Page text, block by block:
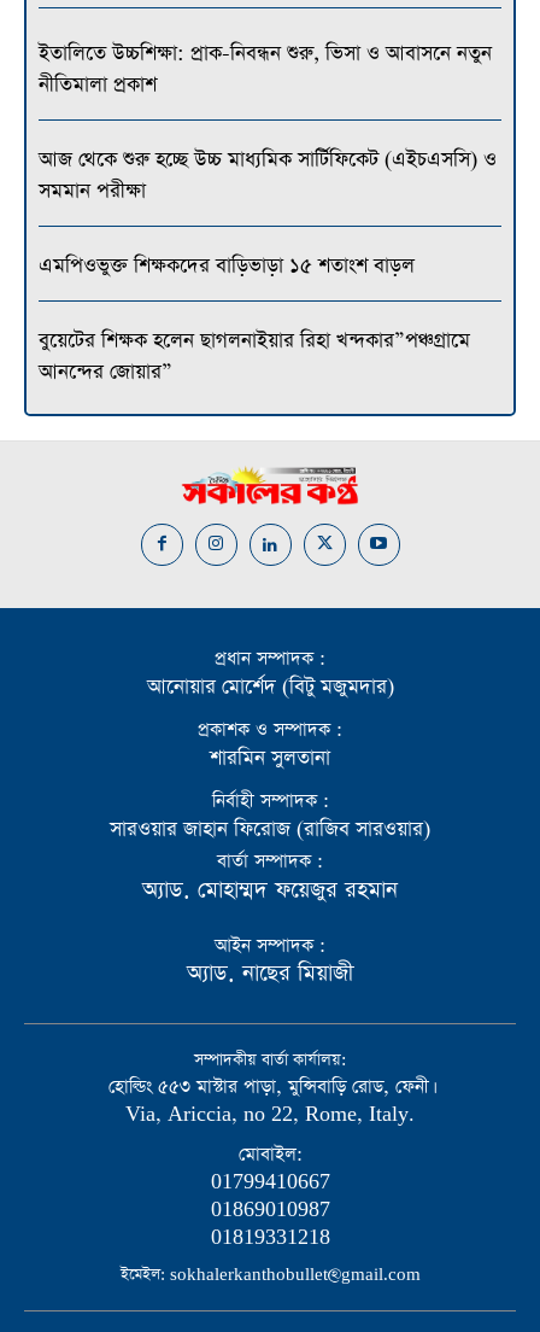
ইতালিতে উচ্চশিক্ষা: প্রাক-নিবন্ধন শুরু, ভিসা ও আবাসনে নতুন
নীতিমালা প্রকাশ
আজ থেকে শুরু হচ্ছে উচ্চ মাধ্যমিক সার্টিফিকেট (এইচএসসি) ও
সমমান পরীক্ষা
এমপিওভুক্ত শিক্ষকদের বাড়িভাড়া ১৫ শতাংশ বাড়ল
বুয়েটের শিক্ষক হলেন ছাগলনাইয়ার রিহা খন্দকার”পঞ্চগ্রামে
আনন্দের জোয়ার”
প্রধান সম্পাদক :
আনোয়ার মোর্শেদ (বিটু মজুমদার)
প্রকাশক ও সম্পাদক :
শারমিন সুলতানা
নির্বাহী সম্পাদক :
সারওয়ার জাহান ফিরোজ (রাজিব সারওয়ার)
বার্তা সম্পাদক :
অ্যাড. মোহাম্মদ ফয়েজুর রহমান
আইন সম্পাদক :
অ্যাড. নাছের মিয়াজী
সম্পাদকীয় বার্তা কার্যালয়:
হোল্ডিং ৫৫৩ মাস্টার পাড়া, মুন্সিবাড়ি রোড, ফেনী।
Via, Ariccia, no 22, Rome, Italy.
মোবাইল:
01799410667
01869010987
01819331218
ইমেইল: sokhalerkanthobullet@gmail.com